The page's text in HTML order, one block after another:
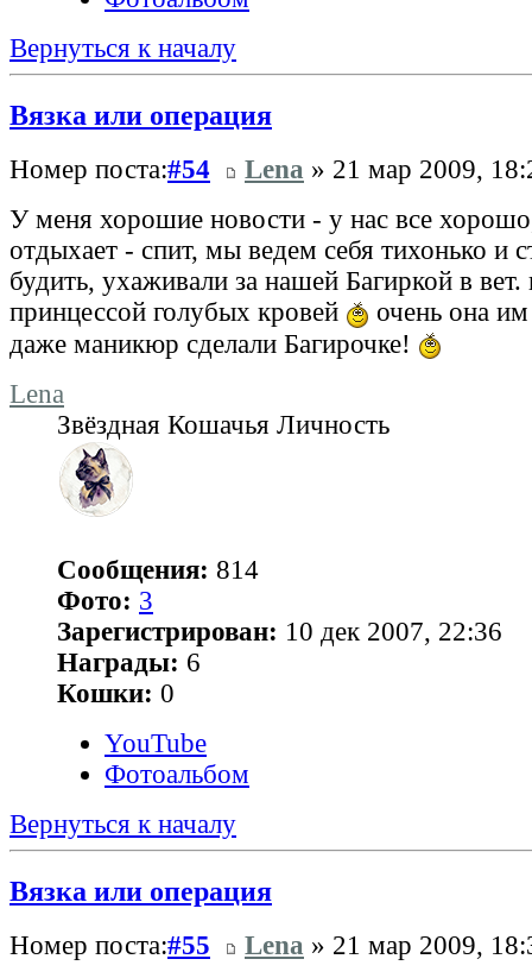
Вернуться к началу
Вязка или операция
Номер поста:#54 Lena » 21 мар 2009,
У меня хорошие новости - у нас все
отдыхает - спит, мы ведем себя тихонько и
будить, ухаживали за нашей Багиркой в вет.
принцессой голубых кровей
очень она
даже маникюр сделали Багирочке!
Lena
Звёздная Кошачья Личность
Сообщения: 814
Фото: 3
Зарегистрирован: 10 дек 2007, 22:36
Награды: 6
Кошки: 0
YouTube
Фотоальбом
Вернуться к началу
Вязка или операция
Номер поста:#55 Lena » 21 мар 2009,